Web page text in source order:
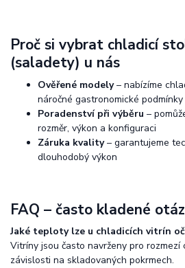
Proč si vybrat chladicí
(saladety) u nás
Ověřené modely– nabízíme
náročné gastronomické podmínky
Poradenství při výběru –
rozměr, výkon a konfiguraci
Záruka kvality– garantujeme
dlouhodobý výkon
FAQ – často kladené
Jaké teploty lze u chladicích vitrín
Vitríny jsou často navrženy pro rozmezí
závislosti na skladovaných pokrmech.